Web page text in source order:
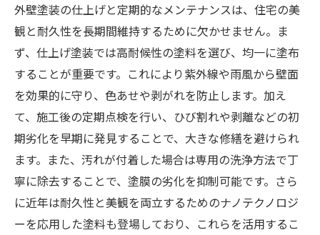
外壁塗装の仕上げと定期的なメンテナンスは、住宅の美
観と耐久性を長期間維持するために欠かせません。ま
ず、仕上げ塗装では高耐候性の塗料を選び、均一に塗布
することが重要です。これにより紫外線や雨風から壁面
を効果的に守り、色あせや剥がれを防止します。加え
て、施工後の定期点検を行い、ひび割れや剥離などの初
期劣化を早期に発見することで、大きな修繕を避けられ
ます。また、汚れが付着した場合は専用の洗浄方法で丁
寧に除去することで、塗膜の劣化を抑制可能です。さら
に近年は耐久性と美観を両立するためのナノテクノロジ
ーを応用した塗料も登場しており、これらを活用するこ